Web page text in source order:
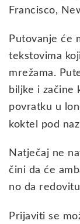
Francisco,
Putovanje će
tekstovima
mrežama.
biljke i začine
povratku u
koktel pod
Natječaj ne
čini da će
no da
Prijaviti se